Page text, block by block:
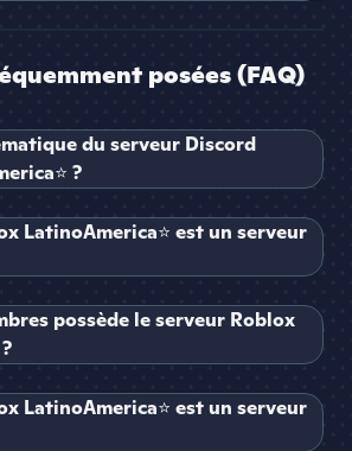
posées (FAQ)
du serveur Discord
?
LatinoAmerica⭐ est un serveur
possède le serveur Roblox
LatinoAmerica⭐ est un serveur